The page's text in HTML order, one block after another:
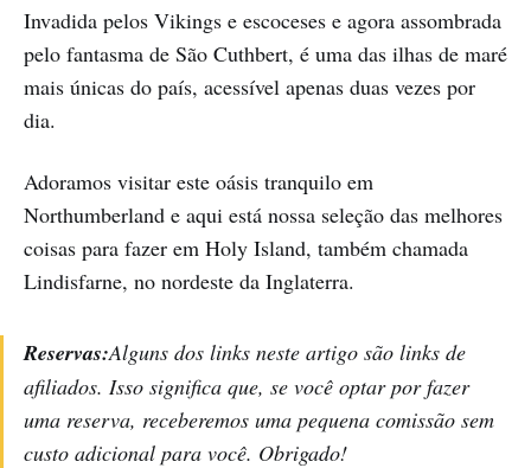
Invadida pelos Vikings e escoceses e agora assombrada
pelo fantasma de São Cuthbert, é uma das ilhas de maré
mais únicas do país, acessível apenas duas vezes por
dia.
Adoramos visitar este oásis tranquilo em
Northumberland e aqui está nossa seleção das melhores
coisas para fazer em Holy Island, também chamada
Lindisfarne, no nordeste da Inglaterra.
Reservas:Alguns dos links neste artigo são links de
afiliados. Isso significa que, se você optar por fazer
uma reserva, receberemos uma pequena comissão sem
custo adicional para você. Obrigado!